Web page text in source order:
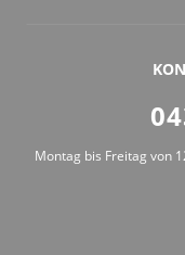
Montag bis Freitag von